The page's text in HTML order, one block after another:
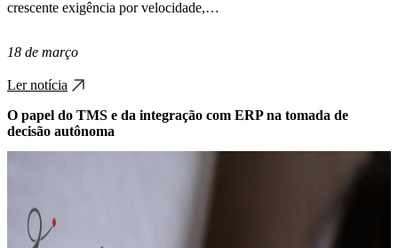
crescente exigência por velocidade,…
18 de março
Ler notícia
O papel do TMS e da integração com ERP na tomada de
decisão autônoma